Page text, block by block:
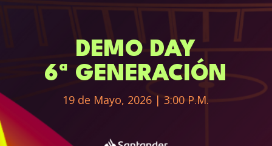
DEMO DAY
6ª GENERACIÓN
19 de Mayo, 2026 | 3:00 P.M.